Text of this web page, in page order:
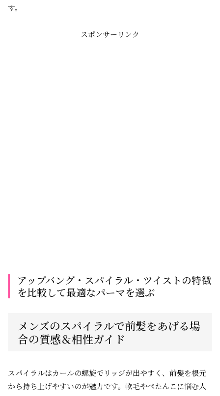
す。
スポンサーリンク
アップバング・スパイラル・ツイストの特徴
を比較して最適なパーマを選ぶ
メンズのスパイラルで前髪をあげる場
合の質感＆相性ガイド
スパイラルはカールの螺旋でリッジが出やすく、前髪を根元
から持ち上げやすいのが魅力です。軟毛やぺたんこに悩む人